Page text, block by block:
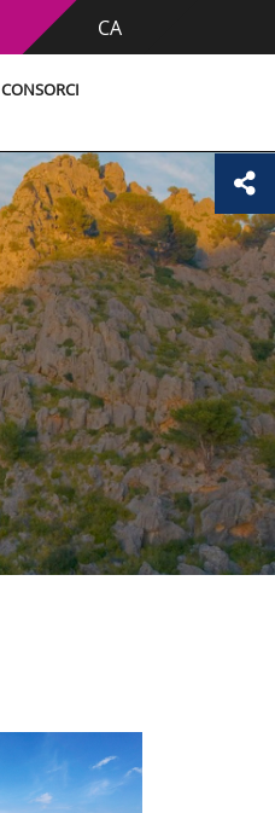
CA
CONSORCI